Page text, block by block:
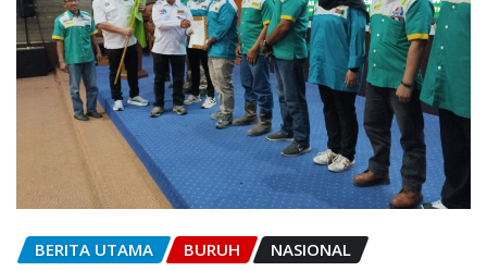
BERITA UTAMA BURUH NASIONAL